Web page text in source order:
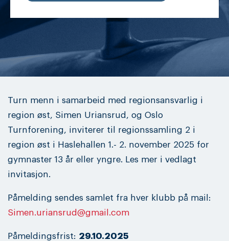
Turn menn i samarbeid med regionsansvarlig i
region øst, Simen Uriansrud, og Oslo
Turnforening, inviterer til regionssamling 2 i
region øst i Haslehallen 1.- 2. november 2025 for
gymnaster 13 år eller yngre. Les mer i vedlagt
invitasjon.
Påmelding sendes samlet fra hver klubb på mail:
Simen.uriansrud@gmail.com
Påmeldingsfrist: 29.10.2025